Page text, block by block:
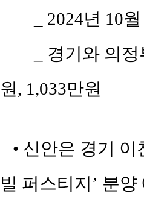
_ 2024년 10
_ 경기와 의
원, 1,033만원
• 신안은 경기 이
빌 퍼스티지’ 분양